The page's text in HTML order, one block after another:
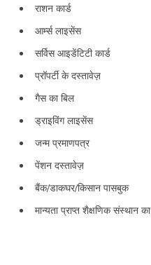
राशन कार्ड
आर्म्स लाइसेंस
सर्विस आइडेंटिटी कार्ड
प्रॉपर्टी के दस्तावेज़
गैस का बिल
ड्राइविंग लाइसेंस
जन्म प्रमाणपत्र
पेंशन दस्तावेज़
बैंक/डाकघर/किसान पासबुक
मान्यता प्राप्त शैक्षणिक संस्थान